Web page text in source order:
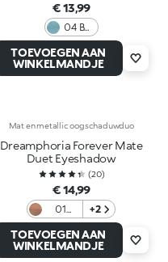
€ 13,99
04 Be
Green
TOEVOEGEN AAN
WINKELMANDJE
Mat en metallic oogschaduwduo
Dreamphoria Forever Mate
Duet Eyeshadow
(20)
€ 14,99
01
Cocoa
And
Go
+2
TOEVOEGEN AAN
WINKELMANDJE